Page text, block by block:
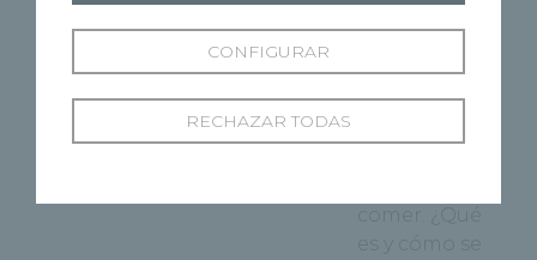
bariátrica,
qué es y para
comer. ¿Qué
es y cómo se
RECHAZAR TODAS
CONFIGURAR